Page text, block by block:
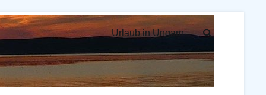
Urlaub in Ungarn